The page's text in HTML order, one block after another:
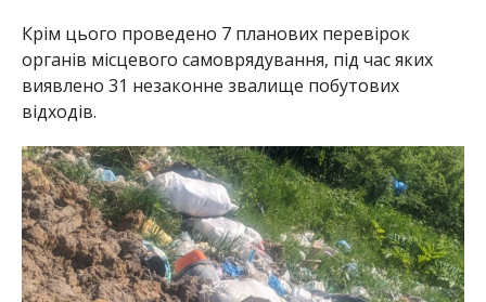
Крім цього проведено 7 планових перевірок
органів місцевого самоврядування, під час яких
виявлено 31 незаконне звалище побутових
відходів.